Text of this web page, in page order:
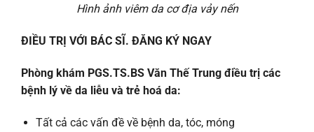
Hình ảnh viêm da cơ địa vảy nến
ĐIỀU TRỊ VỚI BÁC SĨ. ĐĂNG KÝ NGAY
Phòng khám PGS.TS.BS Văn Thế Trung điều trị các
bệnh lý về da liễu và trẻ hoá da:
Tất cả các vấn đề về bệnh da, tóc, móng